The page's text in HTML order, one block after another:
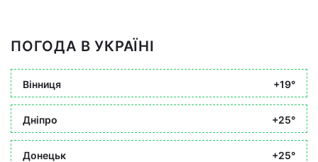
ПОГОДА В УКРАЇНІ
Вінниця +19°
Дніпро +25°
Донецьк +25°